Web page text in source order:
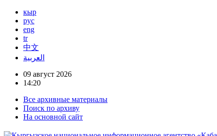
кыр
рус
eng
tr
中文
العربية
09 август 2026
14:20
Все архивные материалы
Поиск по архиву
На основной сайт